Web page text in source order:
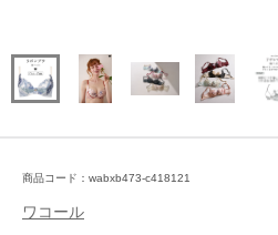
商品コード：wabxb473-c418121
ワコール